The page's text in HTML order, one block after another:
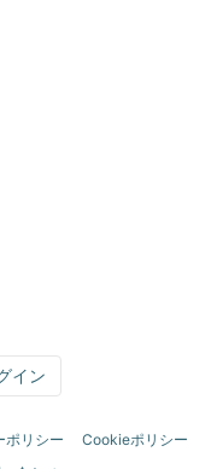
イン
ポリシー
Cookieポリシー